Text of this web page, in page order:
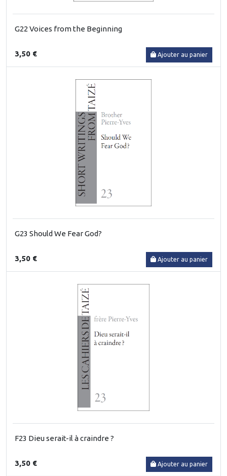
G22 Voices from the Beginning
3,50 € Ajouter au panier
G23 Should We Fear God?
3,50 € Ajouter au panier
F23 Dieu serait-il à craindre ?
3,50 € Ajouter au panier